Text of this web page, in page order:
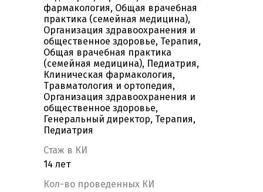
фармакология, Общая врачебная
практика (семейная медицина),
Организация здравоохранения и
общественное здоровье, Терапия,
Общая врачебная практика
(семейная медицина), Педиатрия,
Клиническая фармакология,
Травматология и ортопедия,
Организация здравоохранения и
общественное здоровье,
Генеральный директор, Терапия,
Педиатрия
Стаж в КИ
14 лет
Кол-во проведенных КИ